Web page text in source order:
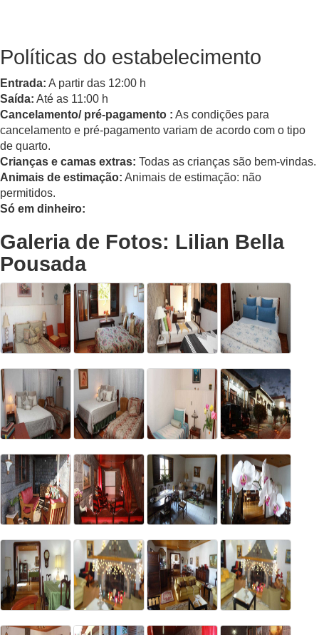
Políticas do estabelecimento
Entrada: A partir das 12:00 h
Saída: Até as 11:00 h
Cancelamento/ pré-pagamento : As condições para
cancelamento e pré-pagamento variam de acordo com o tipo
de quarto.
Crianças e camas extras: Todas as crianças são bem-vindas.
Animais de estimação: Animais de estimação: não
permitidos.
Só em dinheiro:
Galeria de Fotos: Lilian Bella
Pousada